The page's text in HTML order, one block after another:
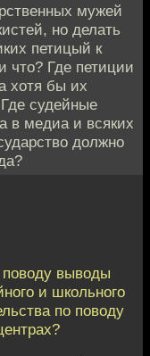
мужей
но делать
петицый к
что? Где петиции
хотя бы их
судейные
в медиа и всяких
должно
выводы
и школьного
по поводу